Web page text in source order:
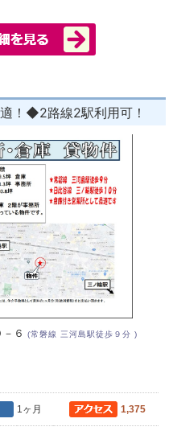
！◆2路線2駅利用可！
－６(常磐線 三河島駅徒歩９分 )
1ヶ月 1,375